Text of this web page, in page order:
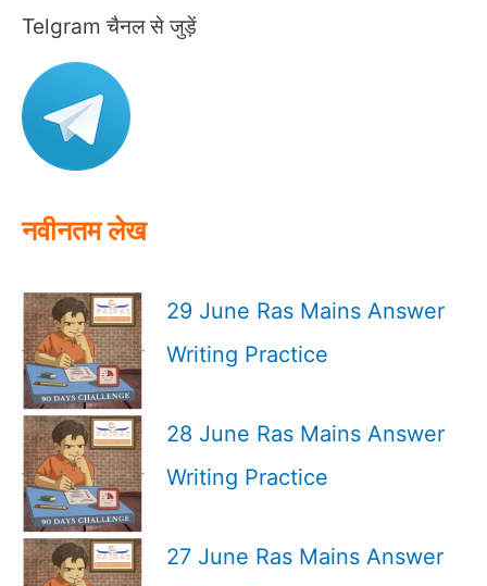
r
f
o
Telgram चैनल से जुड़ें
नवीनतम लेख
29 June Ras Mains Answer
Writing Practice
28 June Ras Mains Answer
Writing Practice
27 June Ras Mains Answer